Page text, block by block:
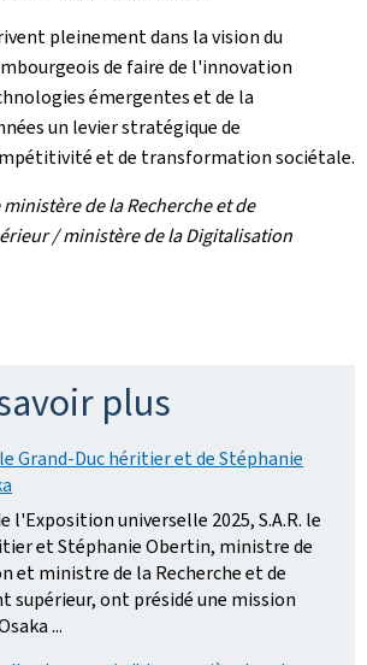
pleinement dans la vision du
de faire de l'innovation
émergentes et de la
un levier stratégique de
et de transformation sociétale.
de la Recherche et de
/ ministère de la Digitalisation
plus
le Grand-Duc héritier et de Stéphanie
l'Exposition universelle 2025, S.A.R. le
et Stéphanie Obertin, ministre de
et ministre de la Recherche et de
supérieur, ont présidé une mission
...